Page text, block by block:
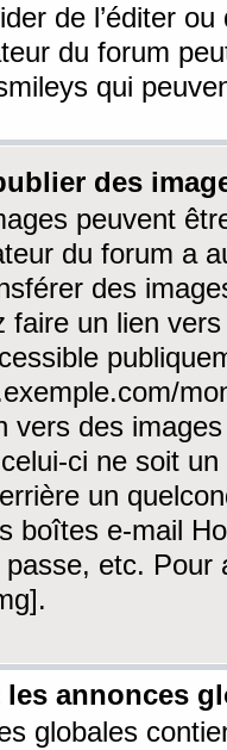
de l’éditer
du forum
qui
des
peuvent
du forum a
des
faire un lien
vers des
ci ne soit
un
boîtes e-mail
etc. Pour
les annonces
globales